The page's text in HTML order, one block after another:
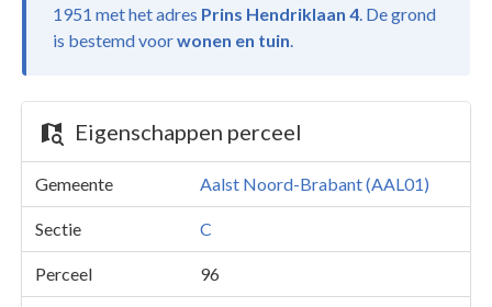
1951 met het adres Prins Hendriklaan 4. De grond
is bestemd voorwonen en tuin.
Eigenschappen perceel
Gemeente Aalst Noord-Brabant (AAL01)
Sectie C
Perceel 96